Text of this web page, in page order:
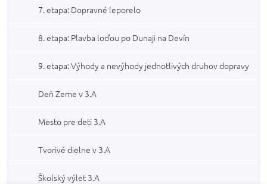
7. etapa: Dopravné leporelo
8. etapa: Plavba loďou po Dunaji na Devín
9. etapa: Výhody a nevýhody jednotlivých druhov dopravy
Deň Zeme v 3.A
Mesto pre deti 3.A
Tvorivé dielne v 3.A
Školský výlet 3.A